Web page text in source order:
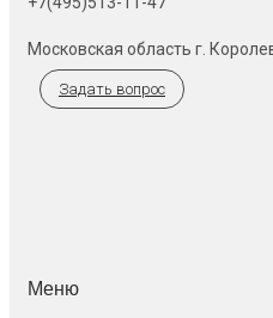
Московская область г.
Задать вопрос
Меню